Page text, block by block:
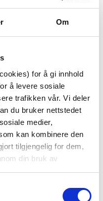
Om
for å gi innhold
å levere sosiale
trafikken vår. Vi deler
du bruker nettstedet
medier,
kan kombinere den
tilgjengelig for dem,
din bruk av
PLANTE LIVISTONA
42CM
499,00
KJØP
80%